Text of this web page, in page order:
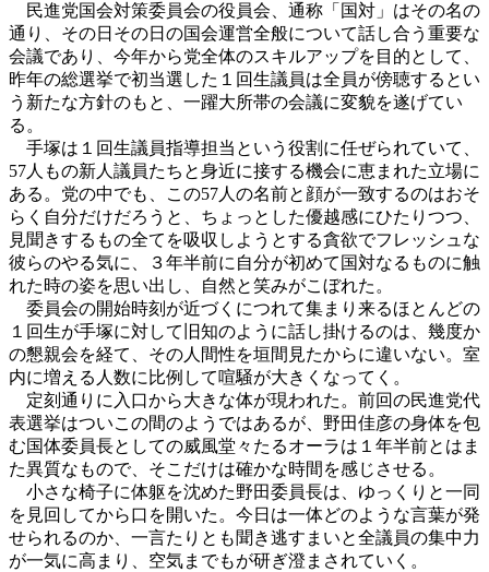
民進党国会対策委員会の役員会、通称「国対」はその名の
通り、その日その日の国会運営全般について話し合う重要な
会議であり、今年から党全体のスキルアップを目的として、
昨年の総選挙で初当選した１回生議員は全員が傍聴するとい
う新たな方針のもと、一躍大所帯の会議に変貌を遂げてい
る。
手塚は１回生議員指導担当という役割に任ぜられていて、
57人もの新人議員たちと身近に接する機会に恵まれた立場に
ある。党の中でも、この57人の名前と顔が一致するのはおそ
らく自分だけだろうと、ちょっとした優越感にひたりつつ、
見聞きするもの全てを吸収しようとする貪欲でフレッシュな
彼らのやる気に、３年半前に自分が初めて国対なるものに触
れた時の姿を思い出し、自然と笑みがこぼれた。
委員会の開始時刻が近づくにつれて集まり来るほとんどの
１回生が手塚に対して旧知のように話し掛けるのは、幾度か
の懇親会を経て、その人間性を垣間見たからに違いない。室
内に増える人数に比例して喧騒が大きくなってく。
定刻通りに入口から大きな体が現われた。前回の民進党代
表選挙はついこの間のようではあるが、野田佳彦の身体を包
む国体委員長としての威風堂々たるオーラは１年半前とはま
た異質なもので、そこだけは確かな時間を感じさせる。
小さな椅子に体躯を沈めた野田委員長は、ゆっくりと一同
を見回してから口を開いた。今日は一体どのような言葉が発
せられるのか、一言たりとも聞き逃すまいと全議員の集中力
が一気に高まり、空気までもが研ぎ澄まされていく。